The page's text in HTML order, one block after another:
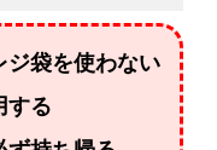
袋を使わない
する